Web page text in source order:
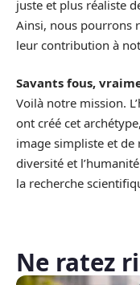
juste et plus réaliste
Ainsi, nous pourrons
leur contribution à
Savants fous,
Voilà notre mission.
ont créé cet
image simpliste et
diversité et
la recherche
Ne ratez